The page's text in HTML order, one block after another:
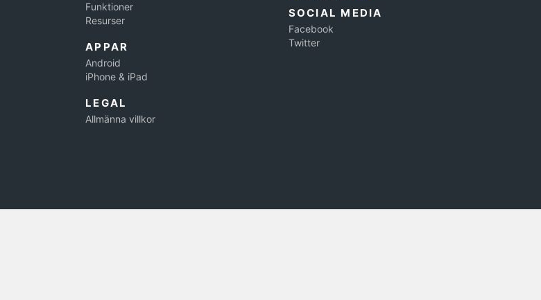
Funktioner
Resurser
APPAR
Android
iPhone & iPad
LEGAL
Allmänna villkor
SOCIAL MEDIA
Facebook
Twitter